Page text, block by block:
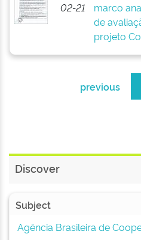
02-21
marco
de
projeto
previous
Discover
Subject
Agência Brasileira de